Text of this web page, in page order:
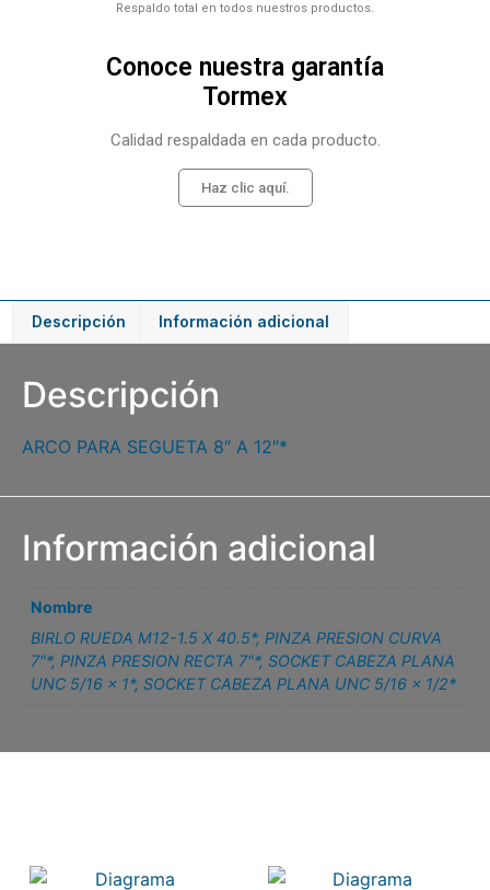
Respaldo total en todos nuestros productos.
Conoce nuestra garantía
Tormex
Calidad respaldada en cada producto.
Haz clic aquí.
Descripción Información adicional
Descripción
ARCO PARA SEGUETA 8″ A 12″*
Información adicional
Nombre
BIRLO RUEDA M12-1.5 X 40.5*,PINZA PRESION CURVA
7"*,PINZA PRESION RECTA 7"*,SOCKET CABEZA PLANA
UNC 5/16 x 1*,SOCKET CABEZA PLANA UNC 5/16 x 1/2*